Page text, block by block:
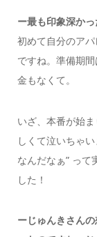
ー最も印象深か
初めて自分のア
ですね。準備期
金もなくて。
いざ、本番が始
しくて泣いちゃ
なんだなぁ” って
した！
ーじゅんきさん